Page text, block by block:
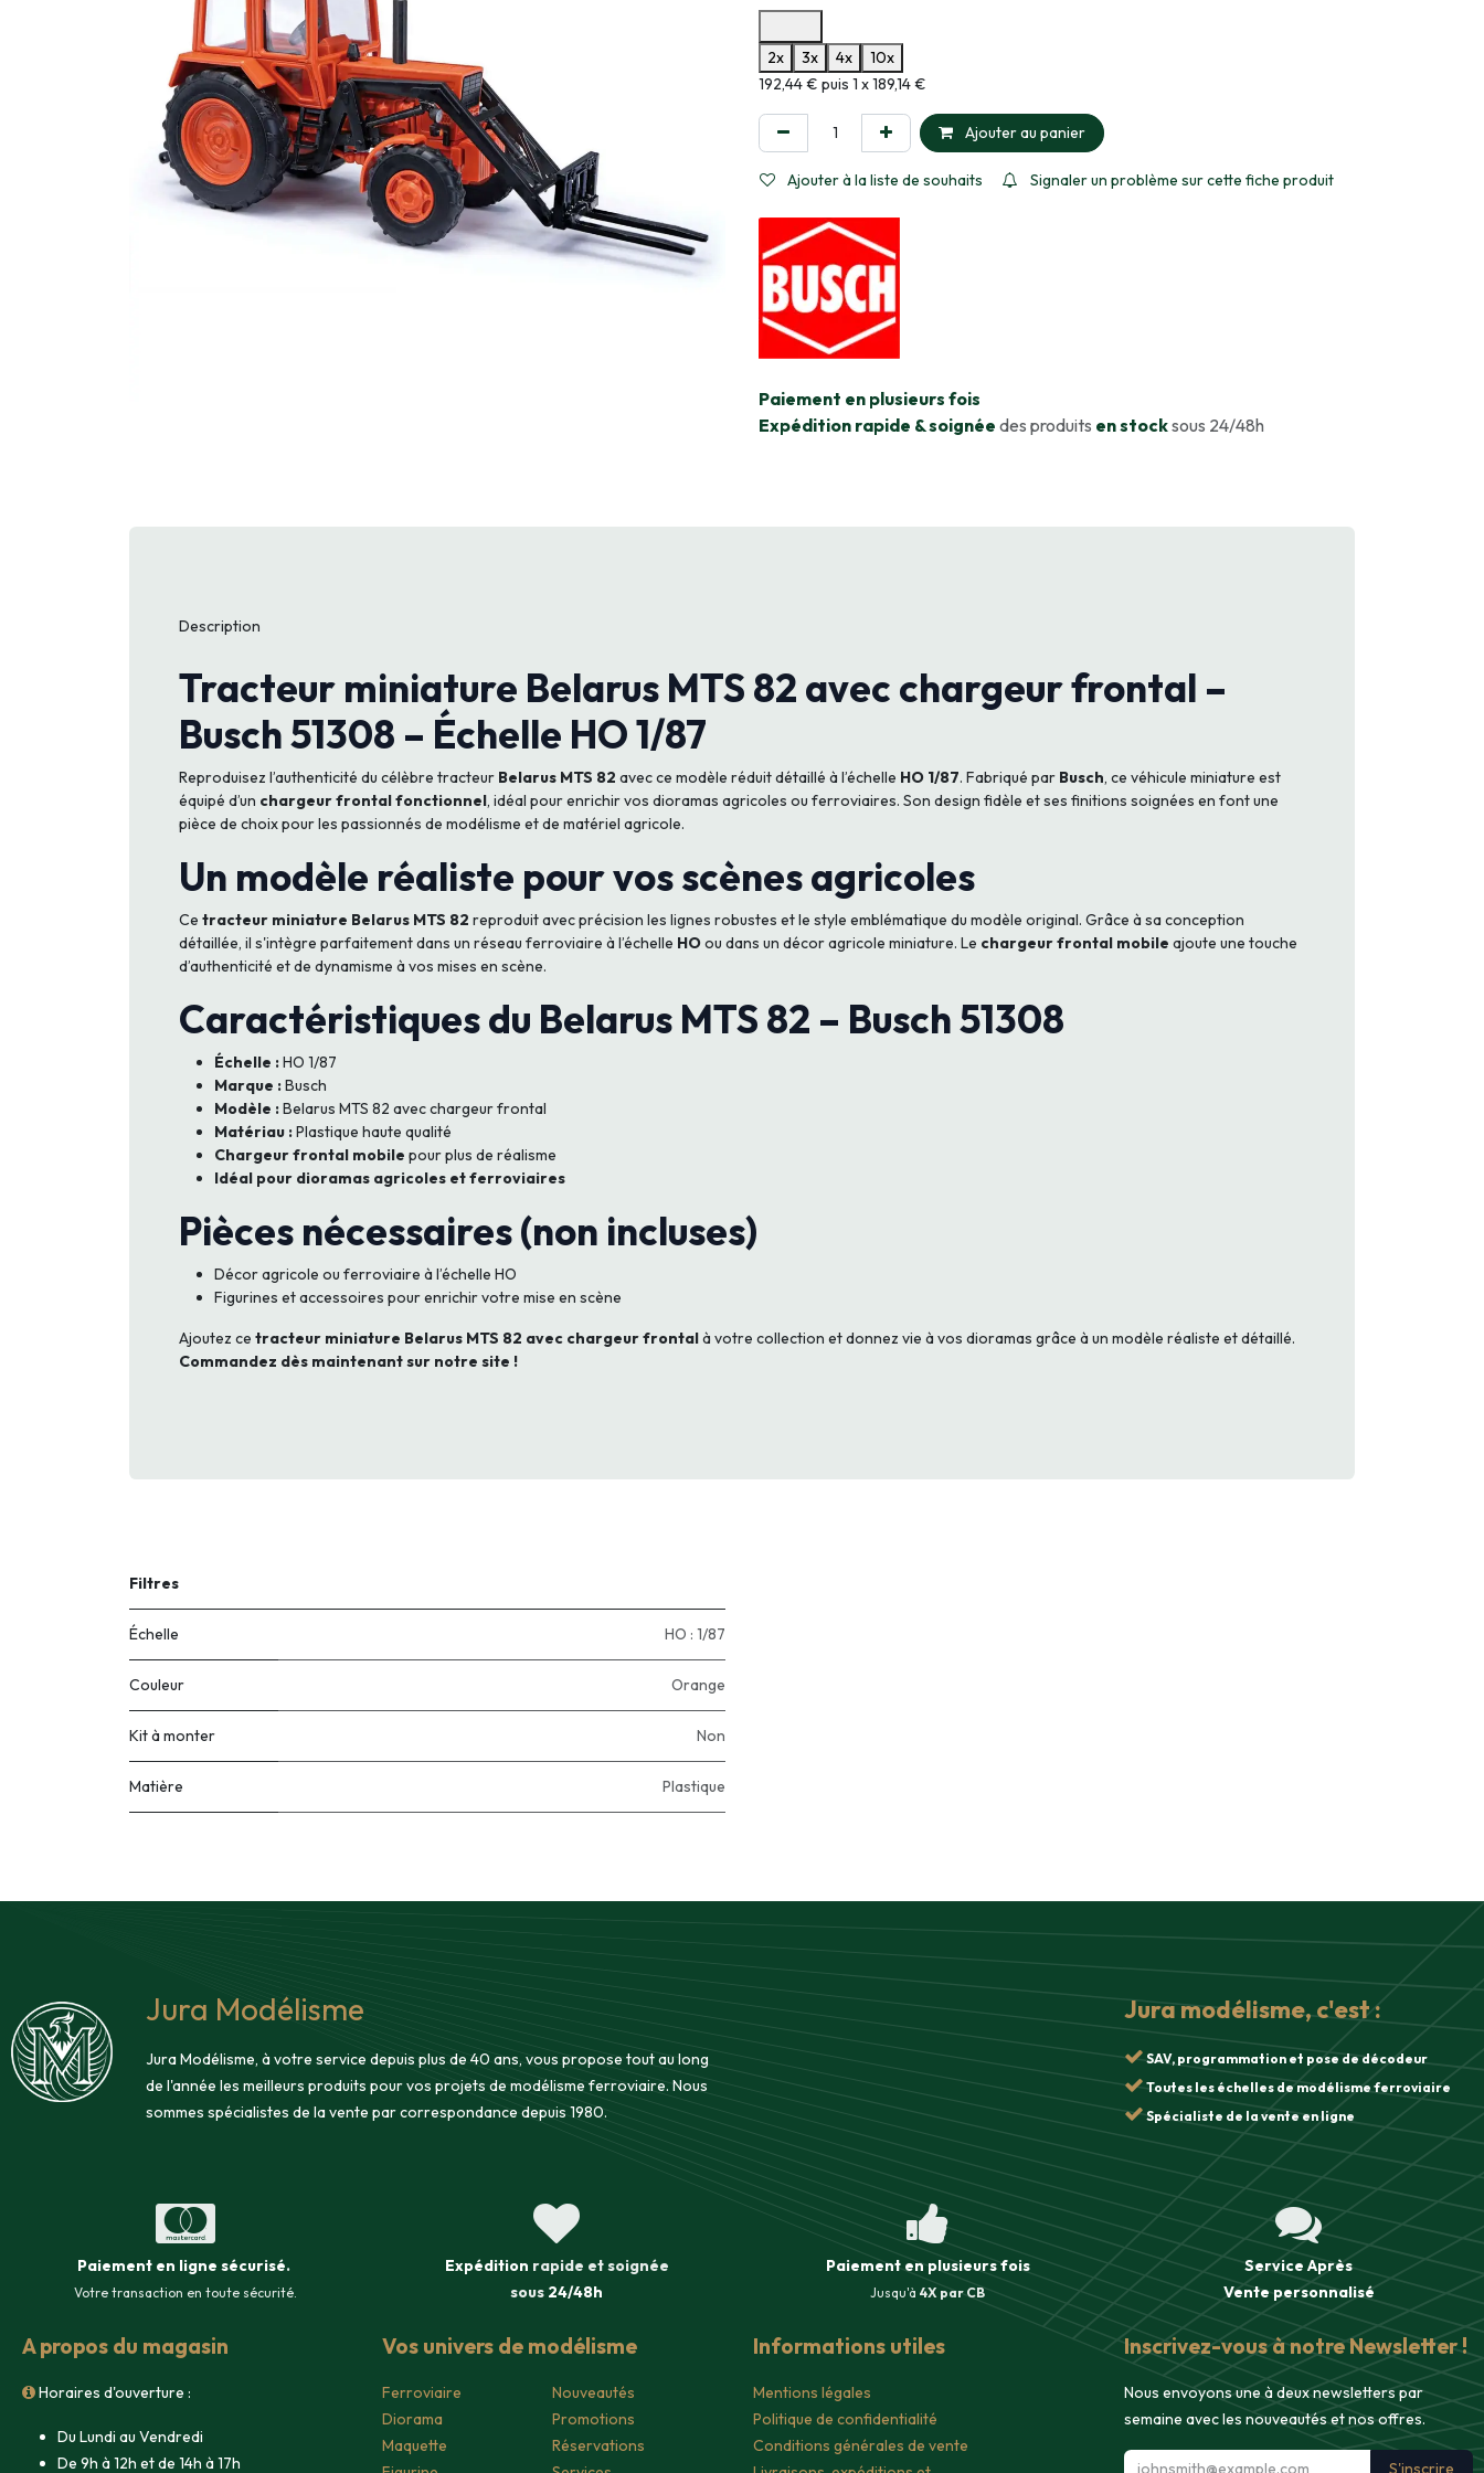
2x
3x 4x
10x
Informations sur le plan de paiement sélectionné
192,44 € puis 1 x 189,14 €
Ajouter au panier
Ajouter à la liste de souhaits Signaler un problème sur cette fiche produit
​Paiement en plusieurs fois
Expédition rapide & soignée des produits en stocksous 24/48h
Description
Tracteur miniature Belarus MTS 82 avec chargeur frontal –
Busch 51308 – Échelle HO 1/87
Reproduisez l’authenticité du célèbre tracteur Belarus MTS 82 avec ce modèle réduit détaillé à l’échelle HO 1/87. Fabriqué par Busch, ce véhicule miniature est
équipé d’un chargeur frontal fonctionnel, idéal pour enrichir vos dioramas agricoles ou ferroviaires. Son design fidèle et ses finitions soignées en font une
pièce de choix pour les passionnés de modélisme et de matériel agricole.
Un modèle réaliste pour vos scènes agricoles
Ce tracteur miniature Belarus MTS 82 reproduit avec précision les lignes robustes et le style emblématique du modèle original. Grâce à sa conception
détaillée, il s'intègre parfaitement dans un réseau ferroviaire à l’échelle HOou dans un décor agricole miniature. Le chargeur frontal mobile ajoute une touche
d’authenticité et de dynamisme à vos mises en scène.
Caractéristiques du Belarus MTS 82 – Busch 51308
Échelle :HO 1/87
Marque :Busch
Modèle :Belarus MTS 82 avec chargeur frontal
Matériau :Plastique haute qualité
Chargeur frontal mobile pour plus de réalisme
Idéal pour dioramas agricoles et ferroviaires
Pièces nécessaires (non incluses)
Décor agricole ou ferroviaire à l’échelle HO
Figurines et accessoires pour enrichir votre mise en scène
Ajoutez ce tracteur miniature Belarus MTS 82 avec chargeur frontalà votre collection et donnez vie à vos dioramas grâce à un modèle réaliste et détaillé.
Commandez dès maintenant sur notre site !
Filtres
Échelle HO : 1/87
Couleur Orange
Kit à monter Non
Matière Plastique
Jura Modélisme
Jura Modélisme, à votre service depuis plus de 40 ans, vous propose tout au long
de l'année les meilleurs produits pour vos projets de modélisme ferroviaire. Nous
sommes spécialistes de la vente par correspondance depuis 1980.
Paiement en ligne sécurisé.
Votre transaction en toute sécurité.
Expédition rapide et soignée
sous 24/48h
Paiement en plusieurs fois
Jusqu'à 4X par CB
Service Après
Ventepersonnalisé
A propos du magasin
Horaires d'ouverture :
Du Lundi au Vendredi
De 9h à 12h et de 14h à 17h
Vos univers de modélisme
Ferroviaire
Diorama
Maquette
Nouveautés
Promotions
Réservations
Informations utiles
Mentions légales
Politique de confidentialité
Conditions générales de vente
Inscrivez-vous à notre Newsletter !
Nous envoyons une à deux newsletters par
semaine avec les nouveautés et nos offres.
S'inscrire
Jura modélisme, c'est :
SAV, programmation et pose de décodeur
Toutes les échelles de modélisme ferroviaire
Spécialiste de la vente en ligne